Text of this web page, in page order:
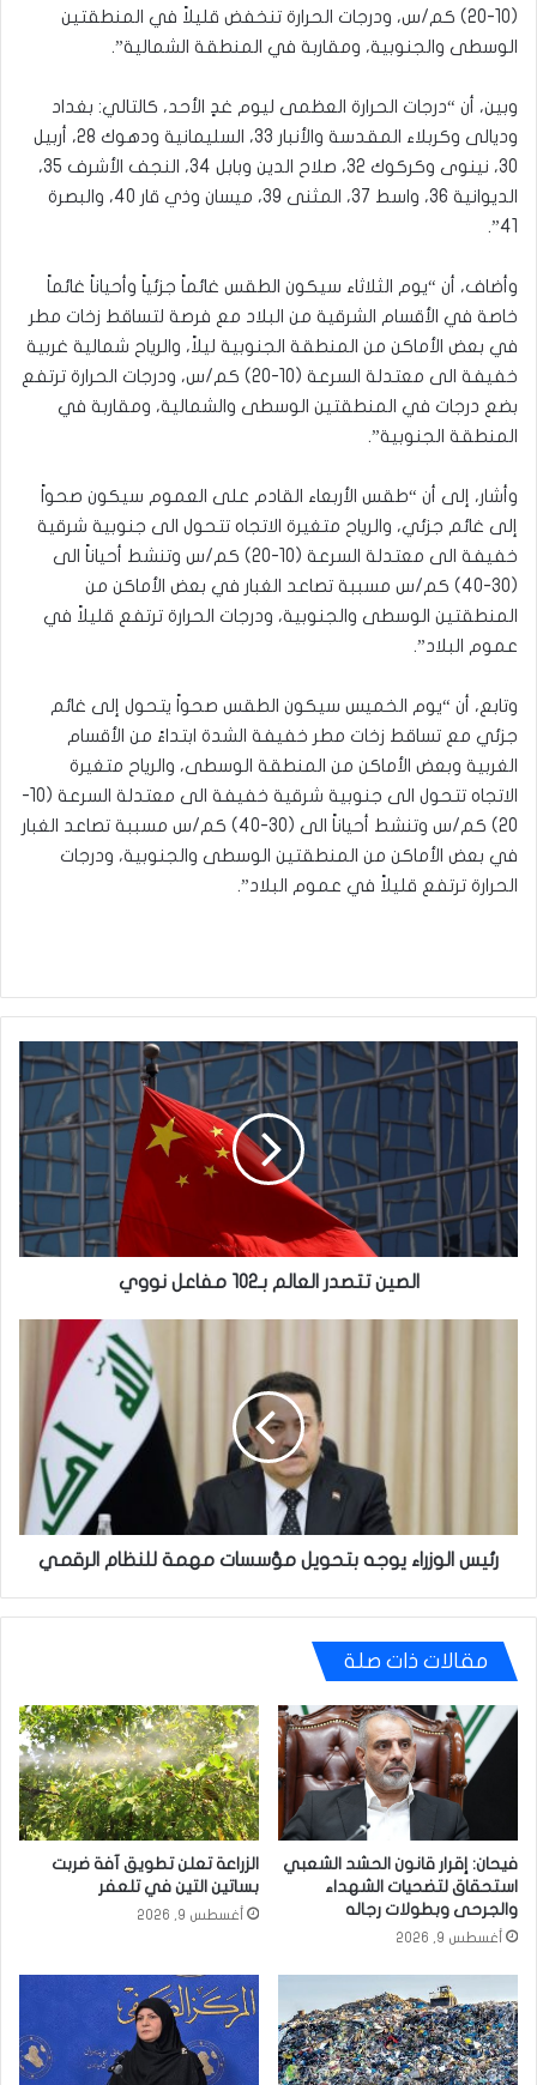
(10-20) كم/س، ودرجات الحرارة تنخفض قليلاً في المنطقتين
الوسطى والجنوبية، ومقاربة في المنطقة الشمالية”.
وبين، أن “درجات الحرارة العظمى ليوم غدٍ الأحد، كالتالي: بغداد
وديالى وكربلاء المقدسة والأنبار 33، السليمانية ودهوك 28، أربيل
30، نينوى وكركوك 32، صلاح الدين وبابل 34، النجف الأشرف 35،
الديوانية 36، واسط 37، المثنى 39، ميسان وذي قار 40، والبصرة
41”.
وأضاف، أن “يوم الثلاثاء سيكون الطقس غائماً جزئياً وأحياناً غائماً
خاصة في الأقسام الشرقية من البلاد مع فرصة لتساقط زخات مطر
في بعض الأماكن من المنطقة الجنوبية ليلاً، والرياح شمالية غربية
خفيفة الى معتدلة السرعة (10-20) كم/س، ودرجات الحرارة ترتفع
بضع درجات في المنطقتين الوسطى والشمالية، ومقاربة في
المنطقة الجنوبية”.
وأشار، إلى أن “طقس الأربعاء القادم على العموم سيكون صحواً
إلى غائم جزئي، والرياح متغيرة الاتجاه تتحول الى جنوبية شرقية
خفيفة الى معتدلة السرعة (10-20) كم/س وتنشط أحياناً الى
(30-40) كم/س مسببة تصاعد الغبار في بعض الأماكن من
المنطقتين الوسطى والجنوبية، ودرجات الحرارة ترتفع قليلاً في
عموم البلاد”.
وتابع، أن “يوم الخميس سيكون الطقس صحواً يتحول إلى غائم
جزئي مع تساقط زخات مطر خفيفة الشدة ابتداءً من الأقسام
الغربية وبعض الأماكن من المنطقة الوسطى، والرياح متغيرة
الاتجاه تتحول الى جنوبية شرقية خفيفة الى معتدلة السرعة (10-
20) كم/س وتنشط أحياناً الى (30-40) كم/س مسببة تصاعد الغبار
في بعض الأماكن من المنطقتين الوسطى والجنوبية، ودرجات
الحرارة ترتفع قليلاً في عموم البلاد”.
الصين
تتصدر
العالم
بـ102
مفاعل
نووي
الصين تتصدر العالم بـ102 مفاعل نووي
رئيس الوزراء يوجه بتحويل مؤسسات مهمة للنظام الرقمي
مقالات ذات صلة
فيحان: إقرار قانون الحشد الشعبي
استحقاق لتضحيات الشهداء
والجرحى وبطولات رجاله
أغسطس 9, 2026
الزراعة تعلن تطويق آفة ضربت
بساتين التين في تلعفر
أغسطس 9, 2026